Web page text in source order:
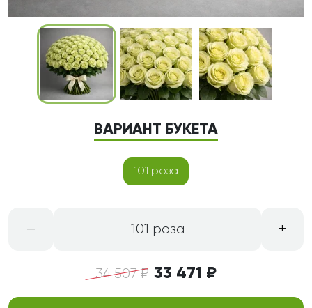
ВАРИАНТ БУКЕТА
101 роза
– 101 роза +
34 507 ₽ 33 471 ₽